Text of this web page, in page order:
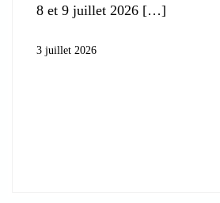
8 et 9 juillet 2026
3 juillet 2026